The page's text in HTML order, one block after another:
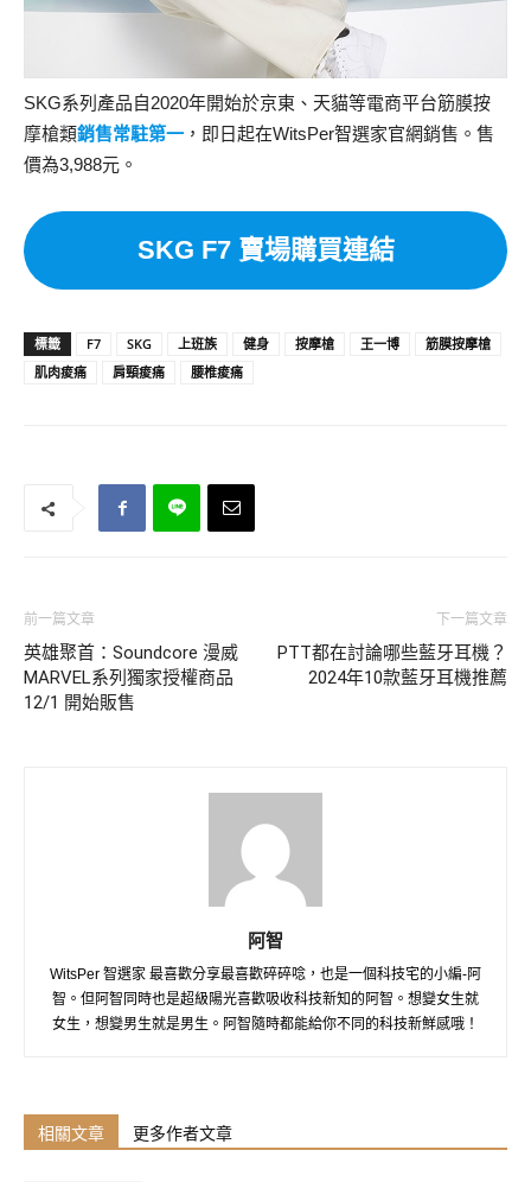
SKG系列產品自2020年開始於京東、天貓等電商平台筋膜按
摩槍類銷售常駐第一 ，即日起在WitsPer智選家官網銷售。售
價為3,988元。
SKG F7 賣場購買連結
標籤 F7 SKG 上班族 健身 按摩槍 王一博
筋膜按摩槍
肌肉痠痛
肩頸痠痛 腰椎痠痛
前一篇文章
英雄聚首：Soundcore 漫威
MARVEL系列獨家授權商品
12/1 開始販售
下一篇文章
PTT都在討論哪些藍牙耳機？
2024年10款藍牙耳機推薦
阿智
WitsPer 智選家 最喜歡分享最喜歡碎碎唸，也是一個科技宅的小編-阿
智。但阿智同時也是超級陽光喜歡吸收科技新知的阿智。想變女生就
女生，想變男生就是男生。阿智隨時都能給你不同的科技新鮮感哦！
相關文章 更多作者文章